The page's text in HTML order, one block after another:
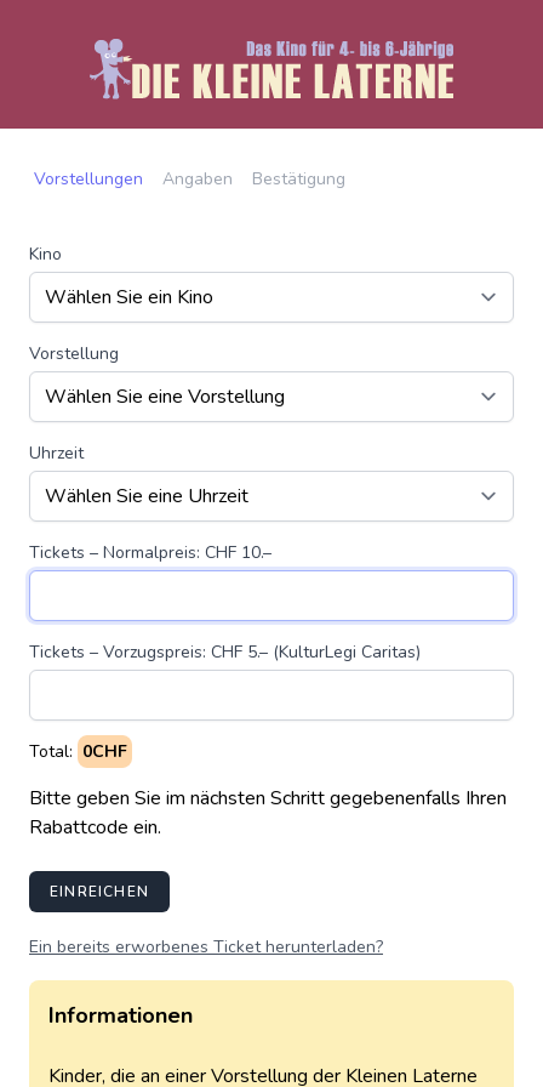
Vorstellungen Angaben Bestätigung
Kino
Vorstellung
Uhrzeit
Tickets – Normalpreis: CHF 10.–
Tickets – Vorzugspreis: CHF 5.– (KulturLegi Caritas)
Total: 0CHF
Bitte geben Sie im nächsten Schritt gegebenenfalls Ihren
Rabattcode ein.
EINREICHEN
Ein bereits erworbenes Ticket herunterladen?
Informationen
Kinder, die an einer Vorstellung der Kleinen Laterne